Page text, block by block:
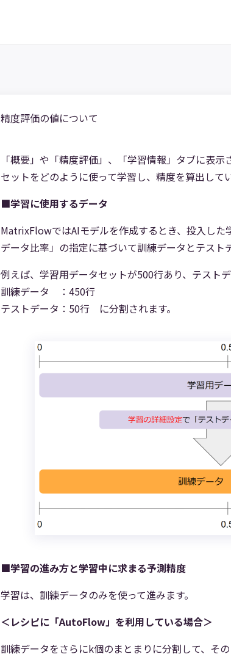
精度評価の値について
「概要」や「精度評価」、「学習情報」タブに表
セットをどのように使って学習し、精度を算出して
■学習に使用するデータ
MatrixFlowではAIモデルを作成するとき、投入した
データ比率」の指定に基づいて訓練データとテスト
例えば、学習用データセットが500行あり、テスト
訓練データ ：450行
テストデータ：50行 に分割されます。
■学習の進み方と学習中に求まる予測精度
学習は、訓練データのみを使って進みます。
＜レシピに「AutoFlow」を利用している場合＞
訓練データをさらにk個のまとまりに分割して、そ